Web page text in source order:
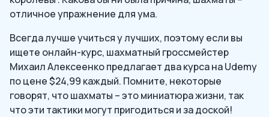
отличное упражнение для ума.
Всегда лучше учиться у лучших, поэтому если вы
ищете онлайн-курс, шахматный гроссмейстер
Михаил Алексеенко предлагает два курса на Udemy
по цене $24,99 каждый. Помните, некоторые
говорят, что шахматы – это миниатюра жизни, так
что эти тактики могут пригодиться и за доской!